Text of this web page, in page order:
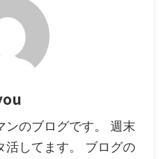
ンのブログです。 週末
活してます。 ブログの